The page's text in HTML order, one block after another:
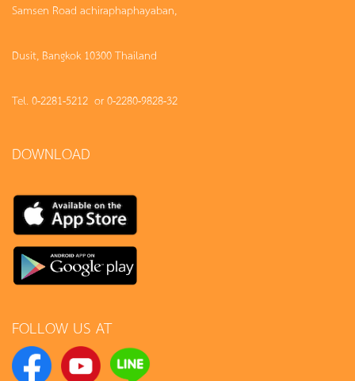
Samsen Road achiraphaphayaban,
Dusit, Bangkok 10300 Thailand
Tel. 0-2281-5212 or 0-2280-9828-32
DOWNLOAD
FOLLOW US AT